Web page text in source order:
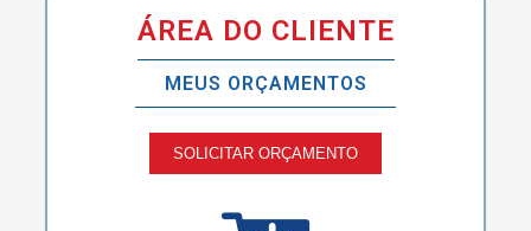
ÁREA DO CLIENTE
MEUS ORÇAMENTOS
SOLICITAR ORÇAMENTO